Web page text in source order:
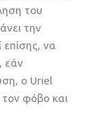
του
την
επίσης, να
εάν
ο Uriel
φόβο και